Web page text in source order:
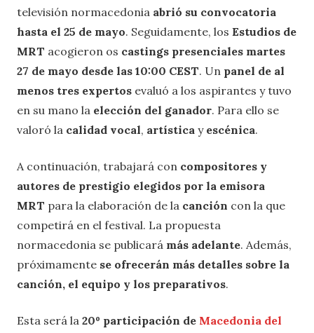
televisión normacedonia abrió su convocatoria
hasta el 25 de mayo. Seguidamente, los Estudios de
MRT acogieron os castings presenciales martes
27 de mayo desde las 10:00 CEST. Un panel de al
menos tres expertos evaluó a los aspirantes y tuvo
en su mano la elección del ganador. Para ello se
valoró la calidad vocal, artística y escénica.
A continuación, trabajará con compositores y
autores de prestigio elegidos por la emisora
MRT para la elaboración de la canción con la que
competirá en el festival. La propuesta
normacedonia se publicará más adelante. Además,
próximamente se ofrecerán más detalles sobre la
canción, el equipo y los preparativos.
Esta será la 20º participación de Macedonia del